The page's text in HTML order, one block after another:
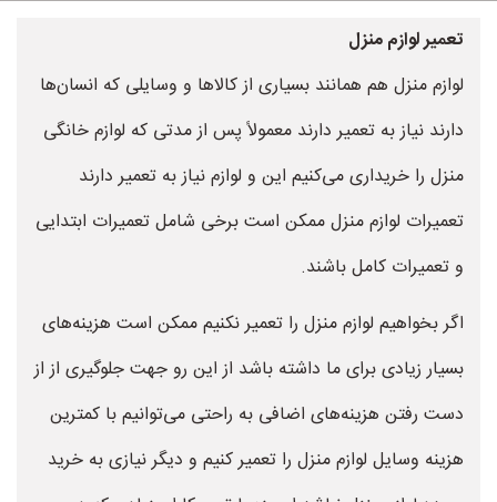
تعمیر لوازم منزل
لوازم منزل هم همانند بسیاری از کالاها و وسایلی که انسان‌ها
دارند نیاز به تعمیر دارند معمولاً پس از مدتی که لوازم خانگی
منزل را خریداری می‌کنیم این و لوازم نیاز به تعمیر دارند
تعمیرات لوازم منزل ممکن است برخی شامل تعمیرات ابتدایی
و تعمیرات کامل باشند.
اگر بخواهیم لوازم منزل را تعمیر نکنیم ممکن است هزینه‌های
بسیار زیادی برای ما داشته باشد از این رو جهت جلوگیری از از
دست رفتن هزینه‌های اضافی به راحتی می‌توانیم با کمترین
هزینه وسایل لوازم منزل را تعمیر کنیم و دیگر نیازی به خرید